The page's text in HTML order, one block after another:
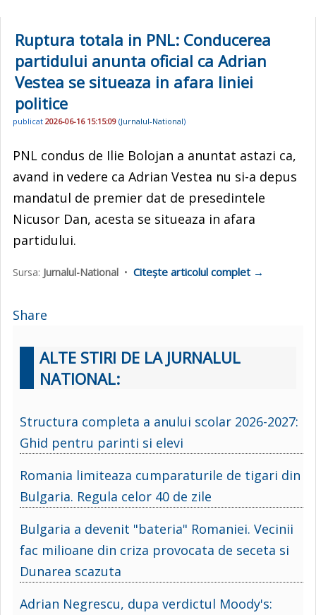
Ruptura totala in PNL: Conducerea
partidului anunta oficial ca Adrian
Vestea se situeaza in afara liniei
politice
publicat 2026-06-16 15:15:09 (Jurnalul-National)
PNL condus de Ilie Bolojan a anuntat astazi ca,
avand in vedere ca Adrian Vestea nu si-a depus
mandatul de premier dat de presedintele
Nicusor Dan, acesta se situeaza in afara
partidului.
Sursa: Jurnalul-National • Citește articolul complet →
Share
ALTE STIRI DE LA JURNALUL
NATIONAL:
Structura completa a anului scolar 2026-2027:
Ghid pentru parinti si elevi
Romania limiteaza cumparaturile de tigari din
Bulgaria. Regula celor 40 de zile
Bulgaria a devenit "bateria" Romaniei. Vecinii
fac milioane din criza provocata de seceta si
Dunarea scazuta
Adrian Negrescu, dupa verdictul Moody's: